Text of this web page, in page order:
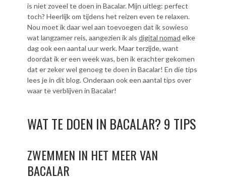
is niet zoveel te doen in Bacalar. Mijn uitleg: perfect
toch? Heerlijk om tijdens het reizen even te relaxen.
Nou moet ik daar wel aan toevoegen dat ik sowieso
wat langzamer reis, aangezien ik als digital nomad elke
dag ook een aantal uur werk. Maar terzijde, want
doordat ik er een week was, ben ik erachter gekomen
dat er zeker wel genoeg te doen in Bacalar! En die tips
lees je in dit blog. Onderaan ook een aantal tips over
waar te verblijven in Bacalar!
WAT TE DOEN IN BACALAR? 9 TIPS
ZWEMMEN IN HET MEER VAN
BACALAR